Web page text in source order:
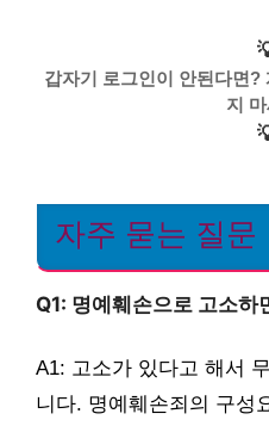
갑자기 로그인이 안된다면?
지
자주 묻는 질문
Q1: 명예훼손으로 고소하
A1: 고소가 있다고 해서
니다. 명예훼손죄의 구성